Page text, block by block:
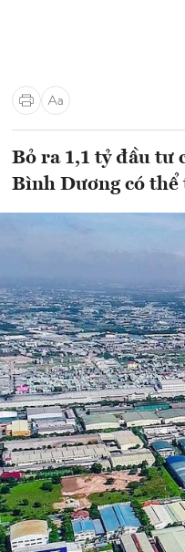
Bỏ ra 1,1 tỷ đầu tư
Bình Dương có thể